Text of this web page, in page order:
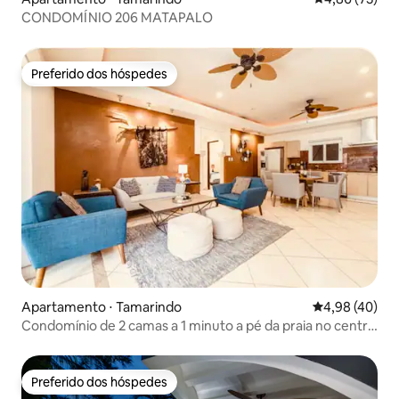
CONDOMÍNIO 206 MATAPALO
Preferido dos hóspedes
Preferido dos hóspedes
Apartamento ⋅ Tamarindo 4,98 de uma
4,98 (40)
Condomínio de 2 camas a 1 minuto a pé da praia no centro
Preferido dos hóspedes
Preferido dos hóspedes